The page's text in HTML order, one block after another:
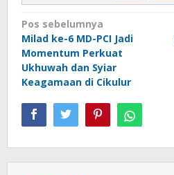
Navigasi
pos
Pos sebelumnya
Milad ke-6 MD-PCI Jadi
Momentum Perkuat
Ukhuwah dan Syiar
Keagamaan di Cikulur